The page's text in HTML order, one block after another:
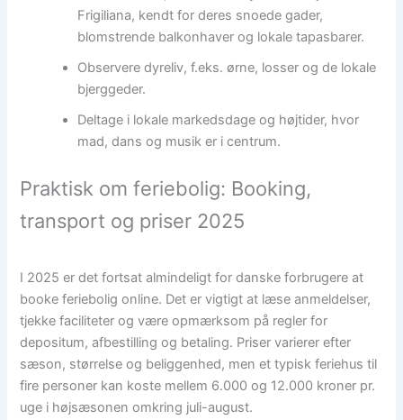
Frigiliana, kendt for deres snoede gader,
blomstrende balkonhaver og lokale tapasbarer.
Observere dyreliv, f.eks. ørne, losser og de lokale
bjerggeder.
Deltage i lokale markedsdage og højtider, hvor
mad, dans og musik er i centrum.
Praktisk om feriebolig: Booking,
transport og priser 2025
I 2025 er det fortsat almindeligt for danske forbrugere at
booke feriebolig online. Det er vigtigt at læse anmeldelser,
tjekke faciliteter og være opmærksom på regler for
depositum, afbestilling og betaling. Priser varierer efter
sæson, størrelse og beliggenhed, men et typisk feriehus til
fire personer kan koste mellem 6.000 og 12.000 kroner pr.
uge i højsæsonen omkring juli-august.